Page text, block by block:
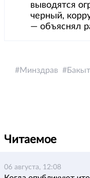
выводятся
черный,
— объяснял
Минздрав
Читаемое
06 августа, 12:08